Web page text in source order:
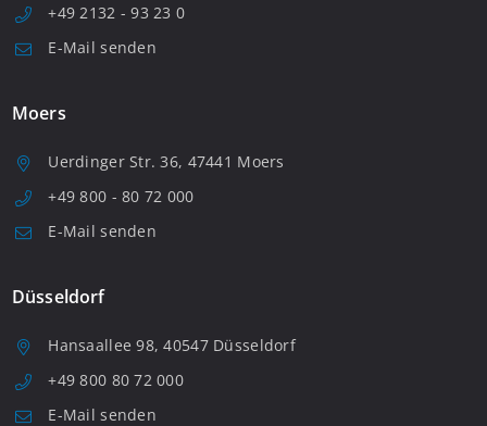
+49 2132 - 93 23 0
E-Mail senden
Moers
Uerdinger Str. 36, 47441 Moers
+49 800 - 80 72 000
E-Mail senden
Düsseldorf
Hansaallee 98, 40547 Düsseldorf
+49 800 80 72 000
E-Mail senden